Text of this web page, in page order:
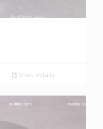
Show Details